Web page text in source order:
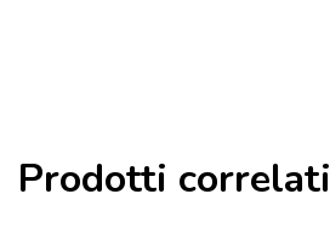
Prodotti correlati